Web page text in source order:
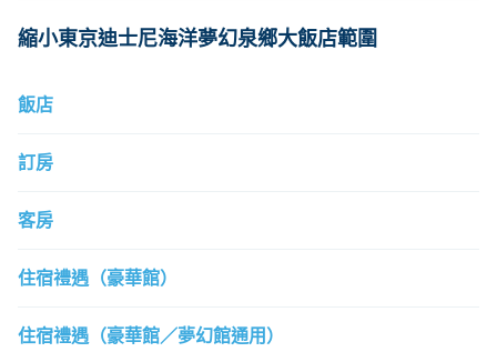
縮小東京迪士尼海洋夢幻泉鄉大飯店範圍
飯店
訂房
客房
住宿禮遇（豪華館）
住宿禮遇（豪華館／夢幻館通用）